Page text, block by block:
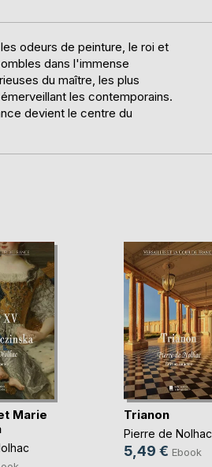
odeurs de peinture, le roi et
dans l'immense
du maître, les plus
les contemporains.
devient le centre du
Marie
Trianon
Pierre de Nolhac
5,49 € Ebook